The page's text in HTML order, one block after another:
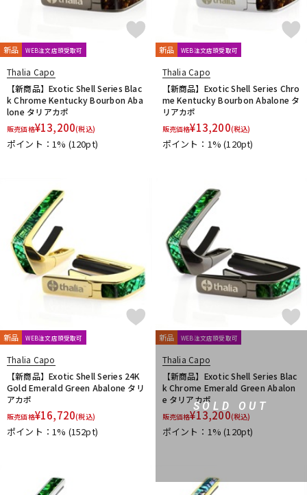
新品 WEB注文店頭受取可
Thalia Capo
【新商品】Exotic Shell Series Blac
k Chrome Kentucky Bourbon Aba
lone タリアカポ
販売価格¥13,200(税込)
ポイント：1% (120pt)
新品 WEB注文店頭受取可
Thalia Capo
【新商品】Exotic Shell Series Chro
me Kentucky Bourbon Abalone タ
リアカポ
販売価格¥13,200(税込)
ポイント：1%(120pt)
新品 WEB注文店頭受取可
Thalia Capo
【新商品】Exotic Shell Series 24K
Gold Emerald Green Abalone タリ
アカポ
販売価格¥16,720(税込)
ポイント：1% (152pt)
SOLD OUT
新品 WEB注文店頭受取可
Thalia Capo
【新商品】Exotic Shell Series Blac
k Chrome Emerald Green Abalon
e タリアカポ
販売価格¥13,200(税込)
ポイント：1%(120pt)